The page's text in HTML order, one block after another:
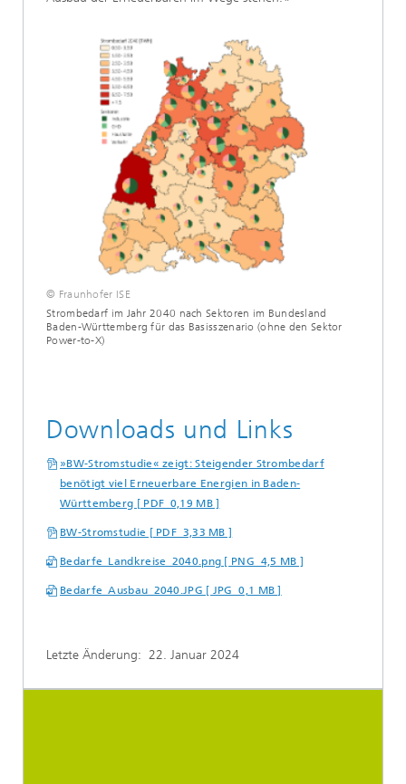
© Fraunhofer ISE
Strombedarf im Jahr 2040 nach Sektoren im Bundesland
Baden-Württemberg für das Basisszenario (ohne den Sektor
Power-to-X)
Downloads und Links
»BW-Stromstudie« zeigt: Steigender Strombedarf
benötigt viel Erneuerbare Energien in Baden-
Württemberg [ PDF 0,19 MB ]
BW-Stromstudie [ PDF 3,33 MB ]
Bedarfe_Landkreise_2040.png [ PNG 4,5 MB ]
Bedarfe_Ausbau_2040.JPG [ JPG 0,1 MB ]
Letzte Änderung: 22. Januar 2024